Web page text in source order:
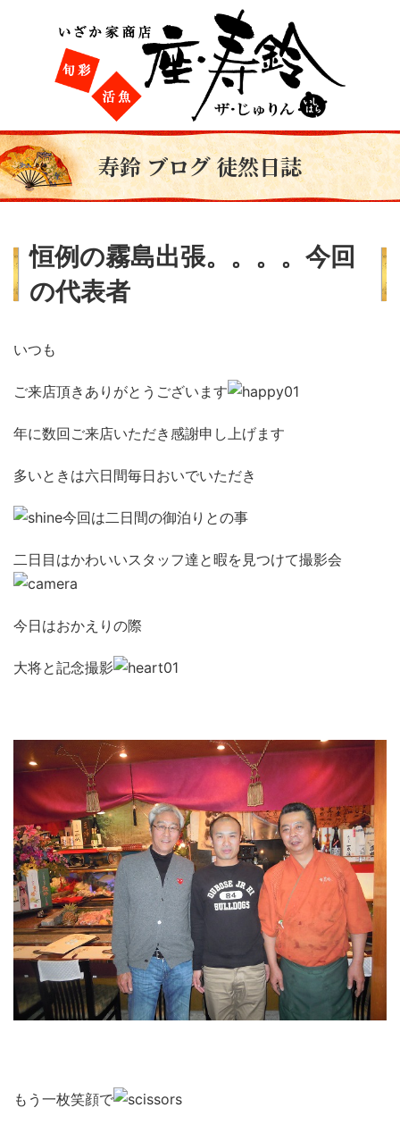
寿鈴 ブログ 徒然日誌
恒例の霧島出張。。。。今回
の代表者
いつも
ご来店頂きありがとうございます
年に数回ご来店いただき感謝申し上げます
多いときは六日間毎日おいでいただき
今回は二日間の御泊りとの事
二日目はかわいいスタッフ達と暇を見つけて撮影会
今日はおかえりの際
大将と記念撮影
もう一枚笑顔で